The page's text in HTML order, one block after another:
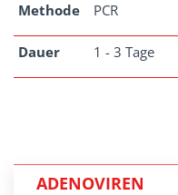
Methode PCR
Dauer 1 - 3 Tage
ADENOVIREN